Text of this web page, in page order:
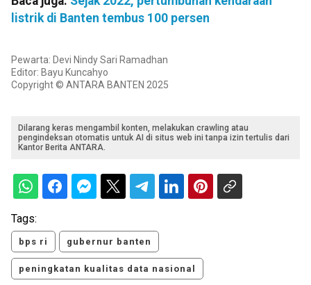
listrik di Banten tembus 100 persen
Pewarta: Devi Nindy Sari Ramadhan
Editor: Bayu Kuncahyo
Copyright © ANTARA BANTEN 2025
Dilarang keras mengambil konten, melakukan crawling atau
pengindeksan otomatis untuk AI di situs web ini tanpa izin tertulis dari
Kantor Berita ANTARA.
Tags:
bps ri gubernur banten
peningkatan kualitas data nasional